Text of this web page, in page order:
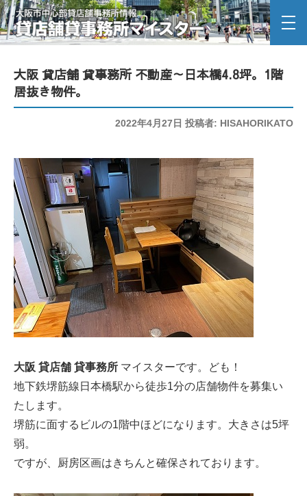
投
2022年4月27日 投稿者: HISAHORIKATO
大阪 貸店舗 貸事務所 不動産～日本橋4.8坪。1階
居抜き物件。
大阪 貸店舗 貸事務所 マイスターです。ども！
地下鉄堺筋線日本橋駅から徒歩1分の店舗物件を募集い
たします。
堺筋に面するビルの1階中ほどになります。大きさは5坪
弱。
ですが、厨房区画はきちんと確保されております。